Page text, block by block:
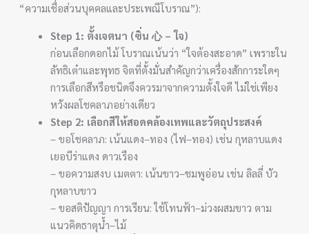
“ความเชื่อส่วนบุคคลและประเพณีโบราณ”):
Step 1: ตั้งเจตนา (ซิ่น 心 – ใจ)
ก่อนเลือกดอกไม้ โบราณเน้นว่า “ใจต้องสะอาด” เพราะใน
ลัทธิเต๋าและพุทธ จิตที่ตั้งมั่นสำคัญกว่าเครื่องสักการะใดๆ
การเลือกสีหรือชนิดจึงควรมาจากความตั้งใจดี ไม่ใช่เพียง
หวังผลโชคลาภอย่างเดียว
Step 2: เลือกสีให้สอดคล้องเทพและวัตถุประสงค์
– ขอโชคลาภ: เน้นแดง–ทอง (ไฟ–ทอง) เช่น กุหลาบแดง
เยอบีร่าแดง ดาวเรือง
– ขอความสงบ เมตตา: เน้นขาว–ชมพูอ่อน เช่น ลิลลี่ บัว
กุหลาบขาว
– ขอสติปัญญา การเรียน: ใช้โทนฟ้า–ม่วงผสมขาว ตาม
แนวคิดธาตุน้ำ–ไม้